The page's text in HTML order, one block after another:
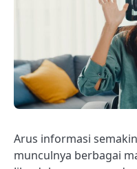
Arus informasi
munculnya berbagai